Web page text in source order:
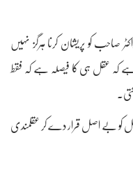
صاحب کو پریشان کرنا ہرگز نہیں
کہ عقل ہی کا فیصلہ ہے کہ فقط
کو بے اصل قرار دے کر عقلمندی